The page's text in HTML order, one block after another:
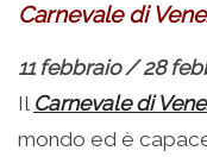
Carnevale di
11 febbraio / 28
Il Carnevale di
mondo ed è